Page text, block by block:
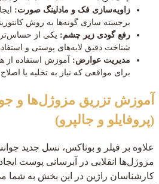
زاویه‌سازی فک و مادلینگ صورت:
برجسته سازی گونه‌ها به روش
رفع گودی زیر چشم: یکی از
شناخت دقیق لایه‌های پوستی و استفاده
مدیریت عوارض: آموزش استفاده از
برای مواقعی که نیاز به تخلیه یا
آموزش تزریق مزوژل‌ها و
(پروفایلو و جالپرو)
علاوه بر فیلر و بوتاکس، نسل جدید
مزوژل‌ها انقلابی در آبرسانی پوست
کارشناسان راژین در این بخش به شما